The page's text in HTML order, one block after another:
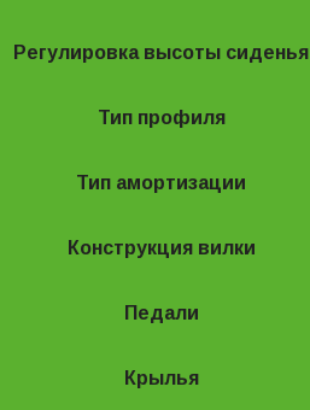
Регулировка высоты сиденья
Тип профиля
Тип амортизации
Конструкция вилки
Педали
Крылья